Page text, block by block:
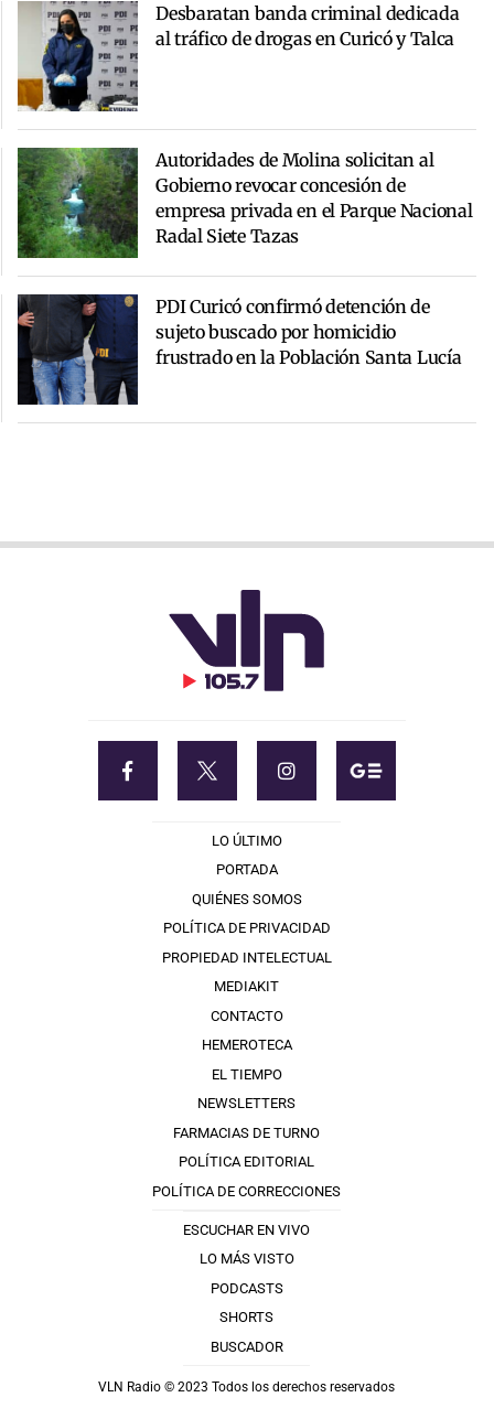
Desbaratan banda criminal dedicada
al tráfico de drogas en Curicó y Talca
Autoridades de Molina solicitan al
Gobierno revocar concesión de
empresa privada en el Parque Nacional
Radal Siete Tazas
PDI Curicó confirmó detención de
sujeto buscado por homicidio
frustrado en la Población Santa Lucía
LO ÚLTIMO
PORTADA
QUIÉNES SOMOS
POLÍTICA DE PRIVACIDAD
PROPIEDAD INTELECTUAL
MEDIAKIT
CONTACTO
HEMEROTECA
EL TIEMPO
NEWSLETTERS
FARMACIAS DE TURNO
POLÍTICA EDITORIAL
POLÍTICA DE CORRECCIONES
ESCUCHAR EN VIVO
LO MÁS VISTO
PODCASTS
SHORTS
BUSCADOR
VLN Radio © 2023 Todos los derechos reservados